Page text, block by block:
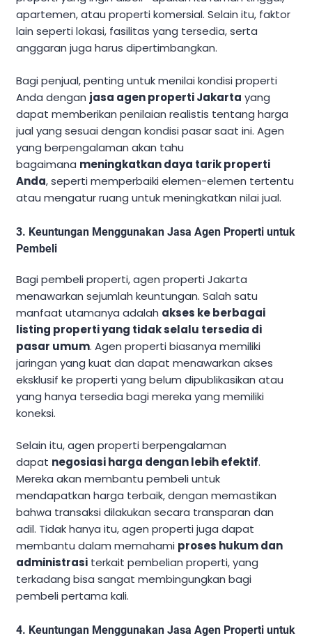
apartemen, atau properti komersial. Selain itu, faktor
lain seperti lokasi, fasilitas yang tersedia, serta
anggaran juga harus dipertimbangkan.
Bagi penjual, penting untuk menilai kondisi properti
Anda dengan jasa agen properti Jakarta yang
dapat memberikan penilaian realistis tentang harga
jual yang sesuai dengan kondisi pasar saat ini. Agen
yang berpengalaman akan tahu
bagaimana meningkatkan daya tarik properti
Anda, seperti memperbaiki elemen-elemen tertentu
atau mengatur ruang untuk meningkatkan nilai jual.
3. Keuntungan Menggunakan Jasa Agen Properti untuk
Pembeli
Bagi pembeli properti, agen properti Jakarta
menawarkan sejumlah keuntungan. Salah satu
manfaat utamanya adalah akses ke berbagai
listing properti yang tidak selalu tersedia di
pasar umum. Agen properti biasanya memiliki
jaringan yang kuat dan dapat menawarkan akses
eksklusif ke properti yang belum dipublikasikan atau
yang hanya tersedia bagi mereka yang memiliki
koneksi.
Selain itu, agen properti berpengalaman
dapat negosiasi harga dengan lebih efektif.
Mereka akan membantu pembeli untuk
mendapatkan harga terbaik, dengan memastikan
bahwa transaksi dilakukan secara transparan dan
adil. Tidak hanya itu, agen properti juga dapat
membantu dalam memahami proses hukum dan
administrasi terkait pembelian properti, yang
terkadang bisa sangat membingungkan bagi
pembeli pertama kali.
4. Keuntungan Menggunakan Jasa Agen Properti untuk